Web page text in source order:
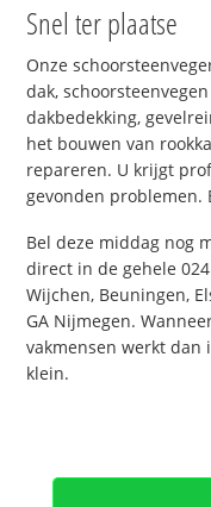
Snel ter plaatse
Onze
dak,
dakbedekking,
het bouwen van
repareren. U krijgt
gevonden
Bel deze middag nog
direct in de gehele
Wijchen, Beuningen,
GA Nijmegen.
vakmensen werkt dan
klein.